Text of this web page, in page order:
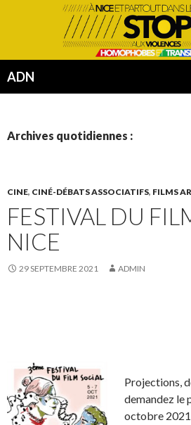
ADN
Archives quotidiennes :
CINE, CINÉ-DÉBATS ASSOCIATIFS, FILMS
FESTIVAL DU
NICE
29 SEPTEMBRE 2021 ADMIN
Projections,
demandez le
octobre